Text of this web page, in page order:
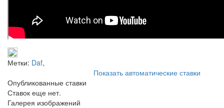
Метки: Daf,
Показать автоматические ставки
Опубликованные ставки
Ставок еще нет.
Галерея изображений